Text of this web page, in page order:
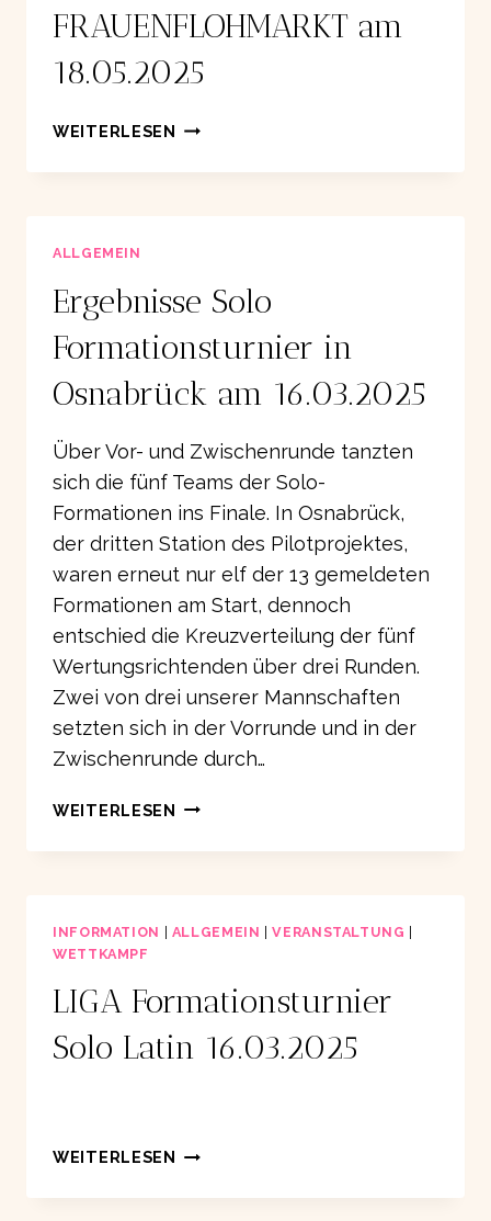
FRAUENFLOHMARKT am
18.05.2025
WEITERLESEN FRAUENFLOHMARKT
18.05.2025
ALLGEMEIN
Ergebnisse Solo
Formationsturnier in
Osnabrück am 16.03.2025
Über Vor- und Zwischenrunde tanzten
sich die fünf Teams der Solo-
Formationen ins Finale. In Osnabrück,
der dritten Station des Pilotprojektes,
waren erneut nur elf der 13 gemeldeten
Formationen am Start, dennoch
entschied die Kreuzverteilung der fünf
Wertungsrichtenden über drei Runden.
Zwei von drei unserer Mannschaften
setzten sich in der Vorrunde und in der
Zwischenrunde durch…
WEITERLESEN ERGEBNISSE
FORMATIONSTURNIER
AM
INFORMATION | ALLGEMEIN |VERANSTALTUNG |
WETTKAMPF
LIGA Formationsturnier
Solo Latin 16.03.2025
WEITERLESEN LIGA
SOLO